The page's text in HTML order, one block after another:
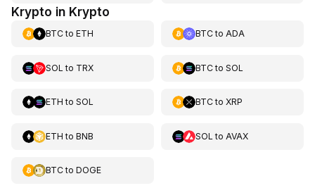
Krypto in Krypto
BTCto ETH BTCto ADA
SOL to TRX BTCto SOL
ETH to SOL BTCto XRP
ETH to BNB SOL to AVAX
BTCto DOGE